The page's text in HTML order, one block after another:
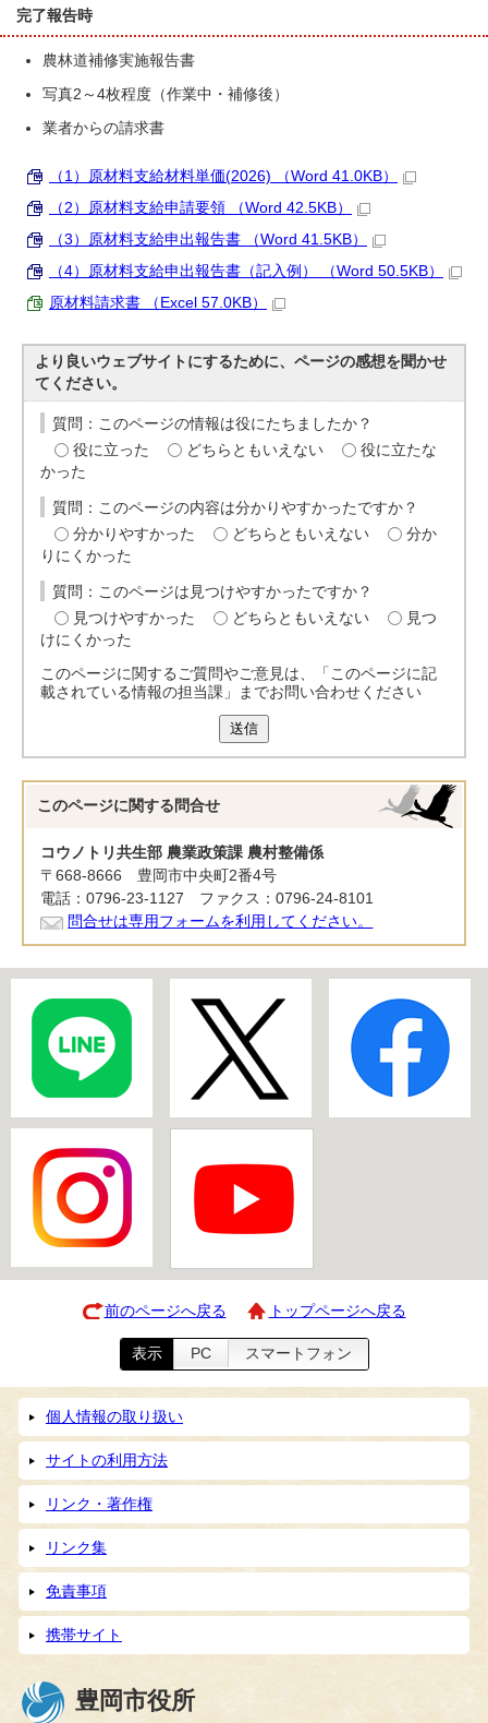
完了報告時
農林道補修実施報告書
写真2～4枚程度（作業中・補修後）
業者からの請求書
（1）原材料支給材料単価(2026) （Word 41.0KB）
（2）原材料支給申請要領 （Word 42.5KB）
（3）原材料支給申出報告書 （Word 41.5KB）
（4）原材料支給申出報告書（記入例） （Word 50.5KB）
原材料請求書 （Excel 57.0KB）
より良いウェブサイトにするために、ページの感想を聞かせ
てください。
質問：このページの情報は役にたちましたか？
役に立った
どちらともいえない
役に立たな
かった
質問：このページの内容は分かりやすかったですか？
分かりやすかった
どちらともいえない
分か
りにくかった
質問：このページは見つけやすかったですか？
見つけやすかった
どちらともいえない
見つ
けにくかった
このページに関するご質問やご意見は、「このページに記
載されている情報の担当課」までお問い合わせください
送信
このページに関する 問合せ
コウノトリ共生部 農業政策課 農村整備係
〒668-8666 豊岡市中央町2番4号
電話：0796-23-1127 ファクス：0796-24-8101
問合せは専用フォームを利用してください。
前のページへ戻る トップページへ戻る
表示 PC スマートフォン
個人情報の取り扱い
サイトの利用方法
リンク・著作権
リンク集
免責事項
携帯サイト
豊岡市役所